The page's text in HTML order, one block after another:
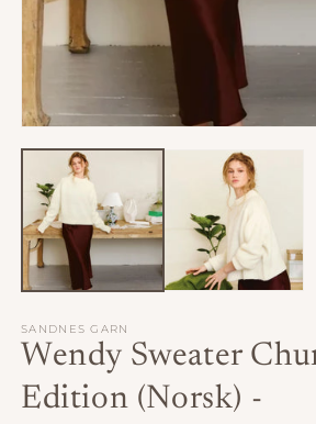
mediet
modus
SANDNES GARN
Wendy Sweater
Edition (Norsk) -